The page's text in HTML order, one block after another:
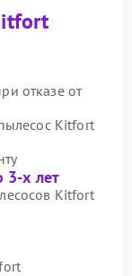
отказе от
Kitfort
3-х лет
Kitfort